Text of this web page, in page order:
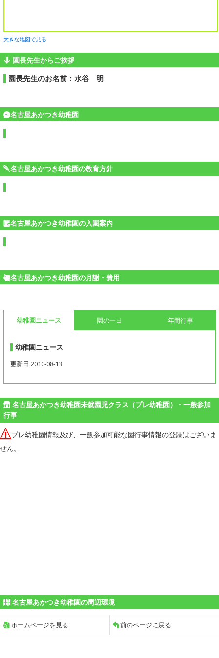
大きな地図で見る
園長先生からご挨拶
園長先生のお名前：水谷 明
名古屋あかつき幼稚園
名古屋あかつき幼稚園の教育方針
名古屋あかつき幼稚園の入園案内
名古屋あかつき幼稚園の月謝・費用
幼稚園ニュース 園の一日 年間行事
幼稚園ニュース
更新日:2010-08-13
名古屋あかつき幼稚園未就園児クラス（プレ幼稚園）・一般参加
行事
プレ幼稚園情報及び、一般参加可能な園行事情報の登録はございま
せん。
名古屋あかつき幼稚園の周辺環境
ホームページを見る 前のページに戻る